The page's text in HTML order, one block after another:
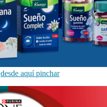
desde aquí pinchar